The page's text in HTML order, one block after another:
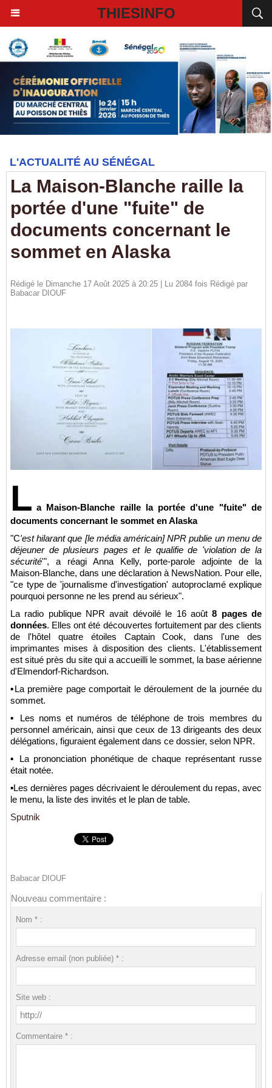
THIESINFO
L'ACTUALITÉ AU SÉNÉGAL
La Maison-Blanche raille la
portée d'une "fuite" de
documents concernant le
sommet en Alaska
Rédigé le Dimanche 17 Août 2025 à 20:25 | Lu 2084 fois Rédigé par
Babacar DIOUF
L a Maison-Blanche raille la portée d'une "fuite" de
documents concernant le sommet en Alaska
"C'est hilarant que [le média américain] NPR publie un menu de
déjeuner de plusieurs pages et le qualifie de 'violation de la
sécurité'", a réagi Anna Kelly, porte-parole adjointe de la
Maison-Blanche, dans une déclaration à NewsNation. Pour elle,
"ce type de 'journalisme d'investigation' autoproclamé explique
pourquoi personne ne les prend au sérieux".
La radio publique NPR avait dévoilé le 16 août8 pages de
données. Elles ont été découvertes fortuitement par des clients
de l'hôtel quatre étoiles Captain Cook, dans l'une des
imprimantes mises à disposition des clients. L'établissement
est situé près du site qui a accueilli le sommet, la base aérienne
d'Elmendorf-Richardson.
▪La première page comportait le déroulement de la journée du
sommet.
▪ Les noms et numéros de téléphone de trois membres du
personnel américain, ainsi que ceux de 13 dirigeants des deux
délégations, figuraient également dans ce dossier, selon NPR.
▪ La prononciation phonétique de chaque représentant russe
était notée.
▪Les dernières pages décrivaient le déroulement du repas, avec
le menu, la liste des invités et le plan de table.
Sputnik
Babacar DIOUF
Nouveau commentaire :
Nom * :
Adresse email (non publiée) * :
Site web :
Commentaire * :